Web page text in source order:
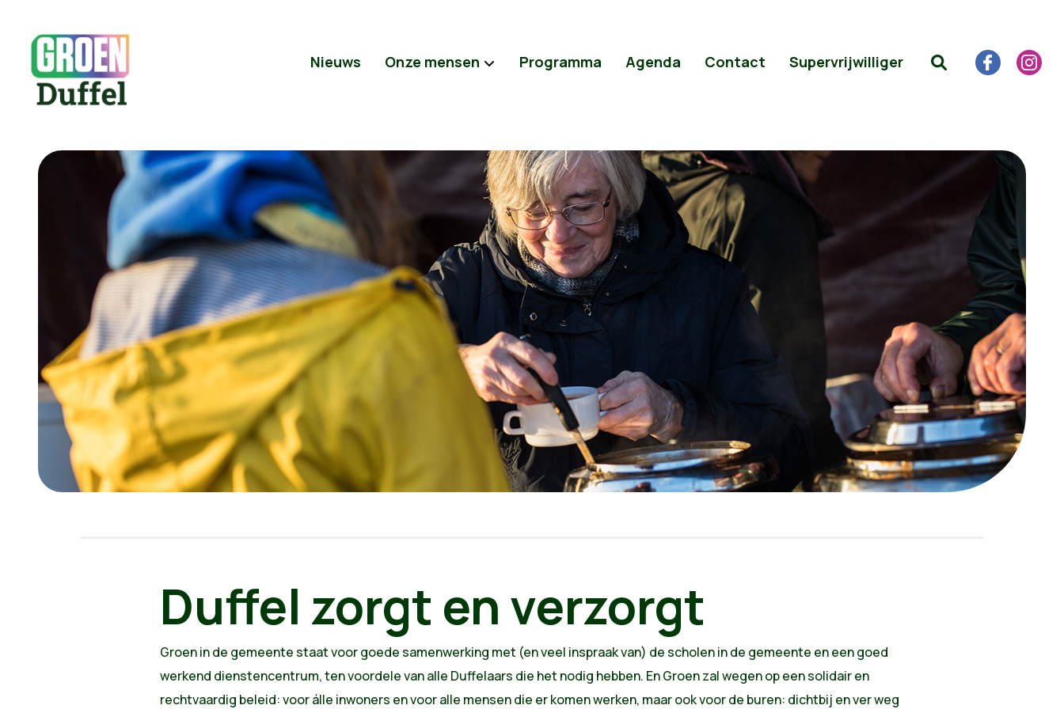
Nieuws Onze mensen Programma Agenda Contact Supervrijwilliger
Duffel zorgt en verzorgt
Groen in de gemeente staat voor goede samenwerking met (en veel inspraak van) de scholen in de gemeente en een goed
werkend dienstencentrum, ten voordele van alle Duffelaars die het nodig hebben. En Groen zal wegen op een solidair en
rechtvaardig beleid: voor álle inwoners en voor alle mensen die er komen werken, maar ook voor de buren: dichtbij en ver weg